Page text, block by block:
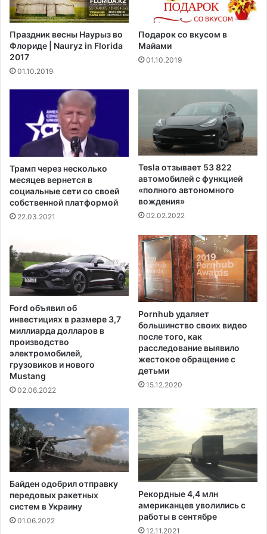
у
с
в
р
а
з
д
л
л
о
в
д
л
я
в
а
к
ц
и
н
и
о
в
а
н
н
ы
х
с
о
т
а
с
о
"
н
е
д
о
ч
н
о
й
т
о
в
н
с
и
"
к
б
о
ь
б
е
с
б
д
у
и
Праздник весны Наурыз во
Флориде | Nauryz in Florida
2017
01.10.2019
Подарок со вкусом в
Майами
01.10.2019
Трамп через несколько
месяцев вернется в
социальные сети со своей
собственной платформой
22.03.2021
Tesla отзывает 53 822
автомобилей с функцией
«полного автономного
вождения»
02.02.2022
Ford объявил об
инвестициях в размере 3,7
миллиарда долларов в
производство
электромобилей,
грузовиков и нового
Mustang
02.06.2022
Pornhub удаляет
большинство своих видео
после того, как
расследование выявило
жестокое обращение с
детьми
15.12.2020
Байден одобрил отправку
передовых ракетных
систем в Украину
01.06.2022
Рекордные 4,4 млн
американцев уволились с
работы в сентябре
12.11.2021